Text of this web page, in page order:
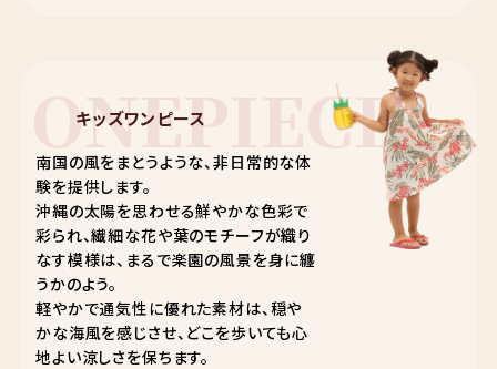
ONEPIECE
キッズワンピース
南国の風をまとうような、非日常的な体
験を提供します。
沖縄の太陽を思わせる鮮やかな色彩で
彩られ、繊細な花や葉のモチーフが織り
なす模様は、まるで楽園の風景を身に纏
うかのよう。
軽やかで通気性に優れた素材は、穏や
かな海風を感じさせ、どこを歩いても心
地よい涼しさを保ちます。